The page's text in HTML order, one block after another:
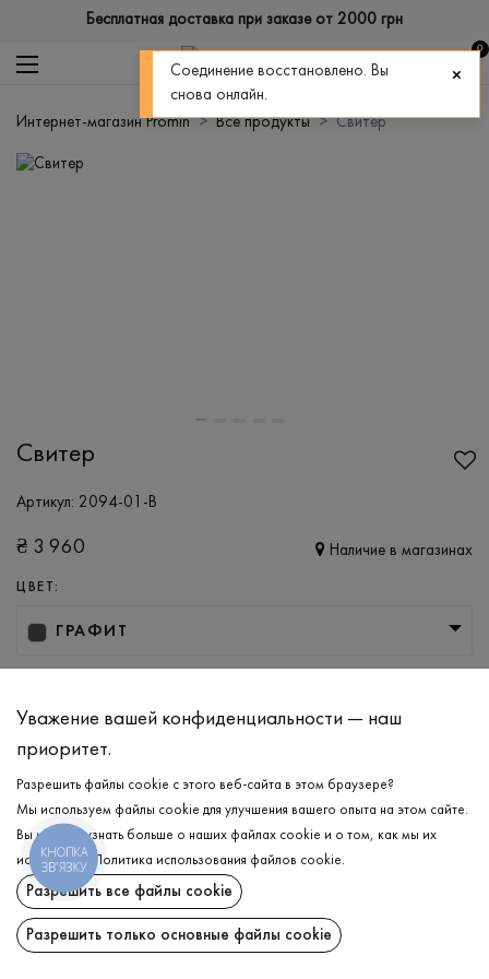
Бесплатная доставка при заказе от 2000 грн
0
Интернет-магазин Promin Все продукты Свитер
Свитер
Артикул: 2094-01-B
₴ 3 960 Наличие в магазинах
ЦВЕТ:
ГРАФИТ
M/L XL/XXL
ВЫБЕРИТЕ РАЗМЕР
Свитер
ДОБАВИТЬ В КОРЗИНУ
ОПИСАНИЕ
Уважение вашей конфиденциальности — наш
приоритет.
Разрешить файлы cookie с этого веб-сайта в этом браузере?
Мы используем файлы cookie для улучшения вашего опыта на этом сайте.
Вы можете узнать больше о наших файлах cookie и о том, как мы их
используем.
Политика использования файлов cookie.
Разрешить все файлы cookie
Разрешить только основные файлы cookie
КНОПКА
ЗВ'ЯЗКУ
Соединение восстановлено. Вы
снова онлайн.